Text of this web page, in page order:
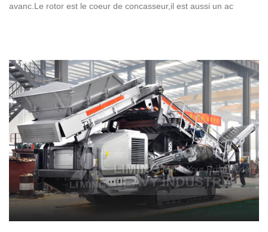
avanc.Le rotor est le coeur de concasseur,il est aussi un ac